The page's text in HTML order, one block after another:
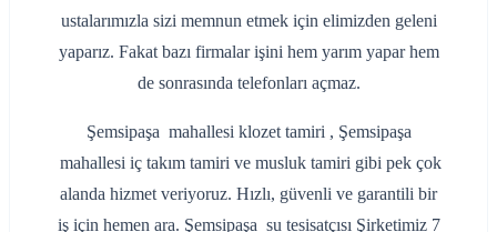
ustalarımızla sizi memnun etmek için elimizden geleni
yaparız. Fakat bazı firmalar işini hem yarım yapar hem
de sonrasında telefonları açmaz.
Şemsipaşa mahallesi klozet tamiri , Şemsipaşa
mahallesi iç takım tamiri ve musluk tamiri gibi pek çok
alanda hizmet veriyoruz. Hızlı, güvenli ve garantili bir
iş için hemen ara. Şemsipaşa su tesisatçısı Şirketimiz 7